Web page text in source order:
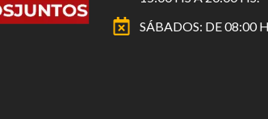
SÁBADOS: DE 08:00